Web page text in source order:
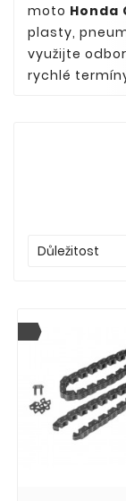
moto Honda
plasty,
využijte
rychlé
Důležitost